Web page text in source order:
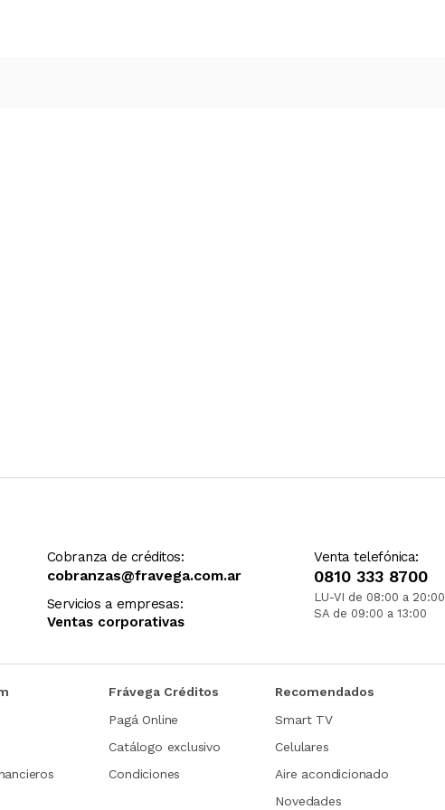
Cobranza de créditos:
cobranzas@fravega.com.ar
Servicios a empresas:
Ventas corporativas
Venta telefónica:
0810 333 8700
LU-VI de 08:00 a 20:00
SA de 09:00 a 13:00
Frávega Créditos
Pagá Online
Catálogo exclusivo
Condiciones
Recomendados
Smart TV
Celulares
Aire acondicionado
Novedades